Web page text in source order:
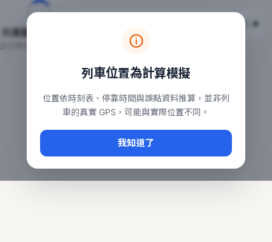
台鐵列車即時位置地圖
本頁顯示目前全台鐵運行中的列車位置，涵蓋自強、普悠瑪、
常用查詢：
、台中車站即時動態
台鐵即時動態
列車位置為計算模擬
位置依時刻表、停靠時間與誤點資料推算，並非列
車的真實 GPS，可能與實際位置不同。
我知道了
列車動態載入中…